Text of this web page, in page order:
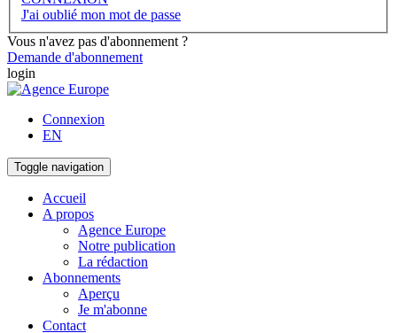
J'ai oublié mon mot de passe
Vous n'avez pas d'abonnement ?
Demande d'abonnement
login
Connexion
EN
Toggle navigation
Accueil
A propos
Agence Europe
Notre publication
La rédaction
Abonnements
Aperçu
Je m'abonne
Contact